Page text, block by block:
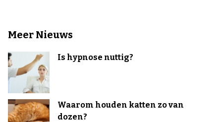
Meer Nieuws
Is hypnose nuttig?
Waarom houden katten zo van
dozen?